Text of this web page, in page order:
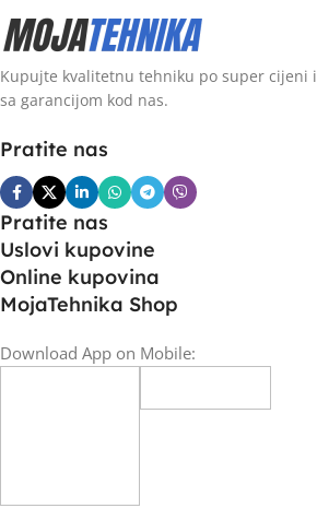
Kupujte kvalitetnu tehniku po super cijeni i
sa garancijom kod nas.
Pratite nas
Pratite nas
Uslovi kupovine
Online kupovina
MojaTehnika Shop
Download App on Mobile: